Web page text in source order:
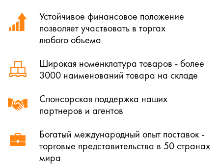
Устойчивое финансовое положение
позволяет участвовать в торгах
любого объема
Широкая номенклатура товаров - более
3000 наименований товара на складе
Спонсорская поддержка наших
партнеров и агентов
Богатый международный опыт поставок -
торговые представительства в 50 странах
мира